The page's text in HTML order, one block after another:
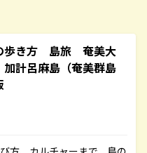
歩き方 島旅 奄美大
計呂麻島（奄美群島